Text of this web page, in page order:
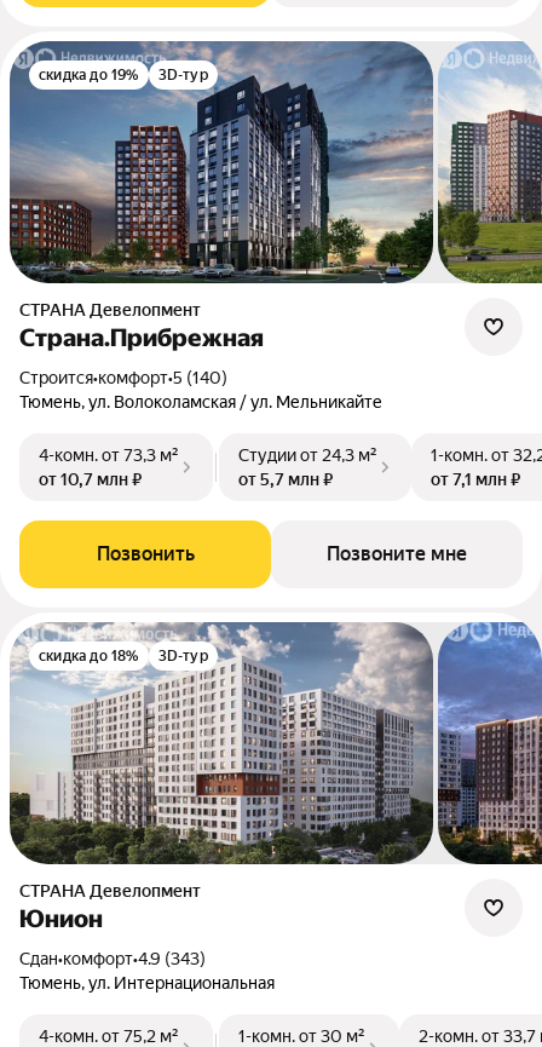
скидка до 19% 3D-тур
СТРАНА Девелопмент
Страна.Прибрежная
Строится•комфорт•5 (140)
Тюмень, ул. Волоколамская / ул. Мельникайте
4-комн.от 73,3 м²
от 10,7 млн ₽
Студииот 24,3 м²
от 5,7 млн ₽
1-комн.от
от 7,1 млн ₽
Позвонить Позвоните мне
скидка до 18% 3D-тур
СТРАНА Девелопмент
Юнион
Сдан•комфорт•4.9 (343)
Тюмень, ул. Интернациональная
4-комн.от 75,2 м²
1-комн.от 30 м²
2-комн.от 33,7